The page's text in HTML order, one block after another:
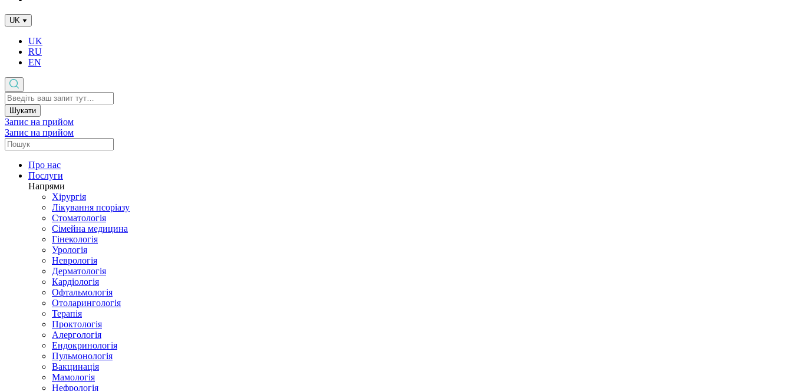
UK
UK
RU
EN
Шукати
Запис на прийом
Запис на прийом
Про нас
Послуги
Напрями
Хірургія
Лікування псоріазу
Стоматологія
Сімейна медицина
Гінекологія
Урологія
Неврологія
Дерматологія
Кардіологія
Офтальмологія
Отоларингологія
Терапія
Проктологія
Алергологія
Ендокринологія
Пульмонологія
Вакцинація
Мамологія
Нефрологія